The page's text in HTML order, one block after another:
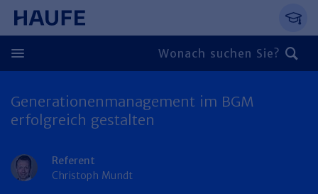
Springe direkt zum Hauptinhalt, zur
Zum Hauptinhalt springen
Zur Navigation springen
Zur Suche springen
Zurück
Personal
Generationenmanagement im BGM
erfolgreich gestalten
Referent
Christoph Mundt